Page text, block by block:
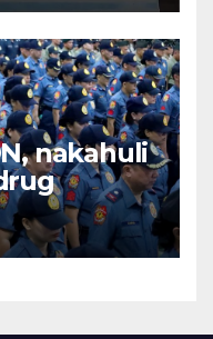
nakahuli
nasa
ilegal na
noong